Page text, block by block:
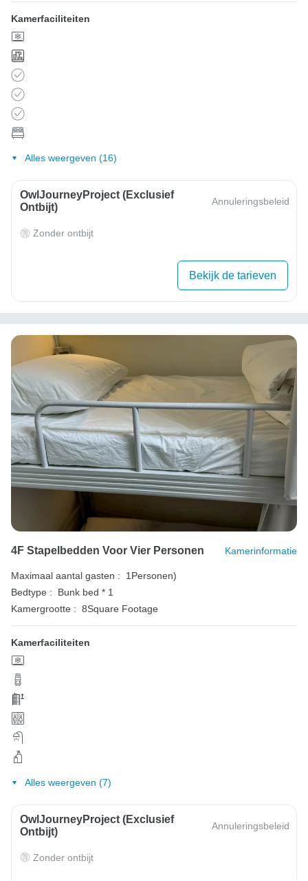
Kamerfaciliteiten
Alles weergeven (16)
OwlJourneyProject (exclusief
Ontbijt)
Annuleringsbeleid
Zonder ontbijt
Bekijk de tarieven
4F Stapelbedden Voor Vier Personen Kamerinformatie
Maximaal aantal gasten :
1Personen)
Bedtype :
Bunk bed * 1
Kamergrootte : 8Square Footage
Kamerfaciliteiten
Alles weergeven (7)
OwlJourneyProject (exclusief
Ontbijt)
Annuleringsbeleid
Zonder ontbijt